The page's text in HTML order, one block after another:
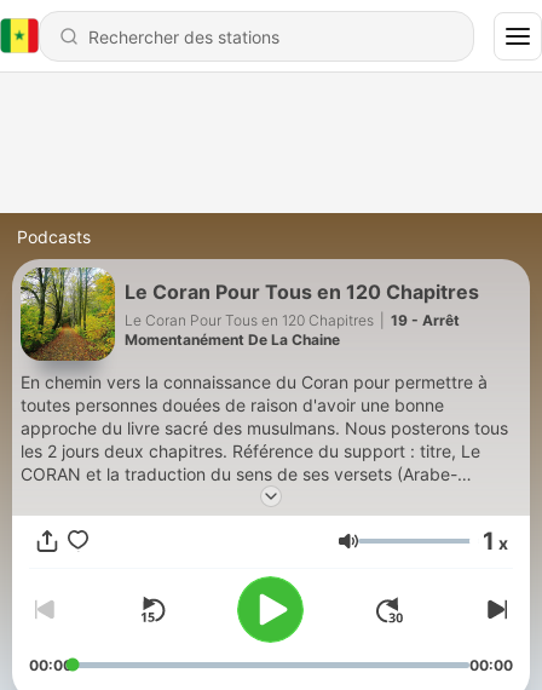
Podcasts
Le Coran Pour Tous en 120 Chapitres
Le Coran Pour Tous en 120 Chapitres
19 - Arrêt
Momentanément De La Chaine
En chemin vers la connaissance du Coran pour permettre à
toutes personnes douées de raison d'avoir une bonne
approche du livre sacré des musulmans. Nous posterons tous
les 2 jours deux chapitres. Référence du support : titre, Le
CORAN et la traduction du sens de ses versets (Arabe-
Français), Traduction : Nabil Aliouane, Révision : Rachid Ouzzi,
Éditions Tawbah. Les épisodes seront présentés par Cheihk
Nabil.
Volume 1 x
00:00 00:00